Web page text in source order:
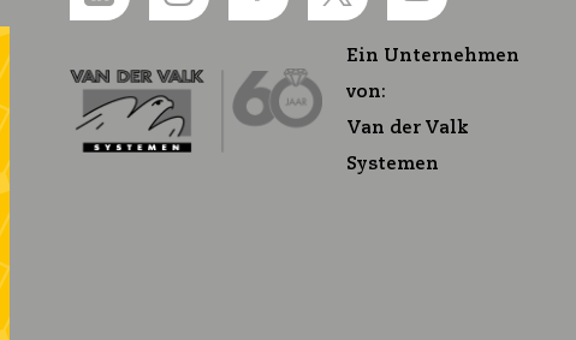
Ein Unternehmen
von:
Van der Valk
Systemen